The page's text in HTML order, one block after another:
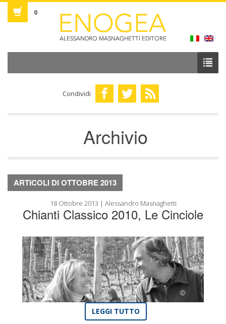
0
Condividi
Archivio
ARTICOLI DI OTTOBRE 2013
18 Ottobre 2013 | Alessandro Masnaghetti
Chianti Classico 2010, Le Cinciole
LEGGI TUTTO